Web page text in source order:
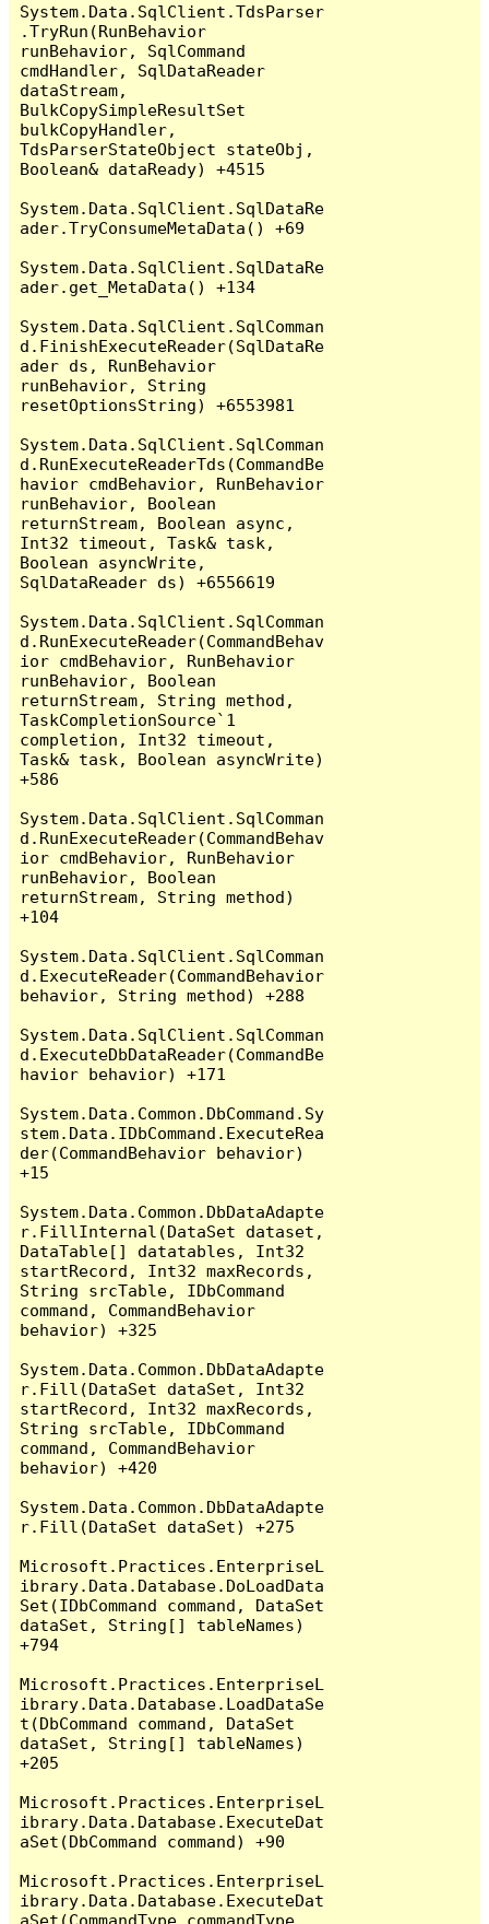
System.Data.SqlClient.TdsParser
.TryRun(RunBehavior
runBehavior, SqlCommand
cmdHandler, SqlDataReader
dataStream,
BulkCopySimpleResultSet
bulkCopyHandler,
TdsParserStateObject stateObj,
Boolean& dataReady) +4515
System.Data.SqlClient.SqlDataRe
ader.TryConsumeMetaData() +69
System.Data.SqlClient.SqlDataRe
ader.get_MetaData() +134
System.Data.SqlClient.SqlComman
d.FinishExecuteReader(SqlDataRe
ader ds, RunBehavior
runBehavior, String
resetOptionsString) +6553981
System.Data.SqlClient.SqlComman
d.RunExecuteReaderTds(CommandBe
havior cmdBehavior, RunBehavior
runBehavior, Boolean
returnStream, Boolean async,
Int32 timeout, Task& task,
Boolean asyncWrite,
SqlDataReader ds) +6556619
System.Data.SqlClient.SqlComman
d.RunExecuteReader(CommandBehav
ior cmdBehavior, RunBehavior
runBehavior, Boolean
returnStream, String method,
TaskCompletionSource`1
completion, Int32 timeout,
Task& task, Boolean asyncWrite)
+586
System.Data.SqlClient.SqlComman
d.RunExecuteReader(CommandBehav
ior cmdBehavior, RunBehavior
runBehavior, Boolean
returnStream, String method)
+104
System.Data.SqlClient.SqlComman
d.ExecuteReader(CommandBehavior
behavior, String method) +288
System.Data.SqlClient.SqlComman
d.ExecuteDbDataReader(CommandBe
havior behavior) +171
System.Data.Common.DbCommand.Sy
stem.Data.IDbCommand.ExecuteRea
der(CommandBehavior behavior)
+15
System.Data.Common.DbDataAdapte
r.FillInternal(DataSet dataset,
DataTable[] datatables, Int32
startRecord, Int32 maxRecords,
String srcTable, IDbCommand
command, CommandBehavior
behavior) +325
System.Data.Common.DbDataAdapte
r.Fill(DataSet dataSet, Int32
startRecord, Int32 maxRecords,
String srcTable, IDbCommand
command, CommandBehavior
behavior) +420
System.Data.Common.DbDataAdapte
r.Fill(DataSet dataSet) +275
Microsoft.Practices.EnterpriseL
ibrary.Data.Database.DoLoadData
Set(IDbCommand command, DataSet
dataSet, String[] tableNames)
+794
Microsoft.Practices.EnterpriseL
ibrary.Data.Database.LoadDataSe
t(DbCommand command, DataSet
dataSet, String[] tableNames)
+205
Microsoft.Practices.EnterpriseL
ibrary.Data.Database.ExecuteDat
aSet(DbCommand command) +90
Microsoft.Practices.EnterpriseL
ibrary.Data.Database.ExecuteDat
aSet(CommandType commandType,